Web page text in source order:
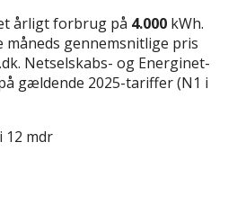
årligt forbrug på 4.000 kWh.
måneds gennemsnitlige pris
Netselskabs- og Energinet-
gældende 2025-tariffer (N1 i
12 mdr